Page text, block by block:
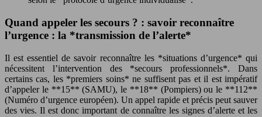
Quand appeler les secours ? : savoir reconnaître
l’urgence : la *transmission de l’alerte*
Il est essentiel de savoir reconnaître les *situations d’urgence* qui
nécessitent l’intervention des *secours professionnels*. Dans
certains cas, les *premiers soins* ne suffisent pas et il est impératif
d’appeler le **15** (SAMU), le **18** (Pompiers) ou le **112**
(Numéro d’urgence européen). Un appel rapide et précis peut sauver
des vies. Il est donc important de connaître les signes d’alerte et les